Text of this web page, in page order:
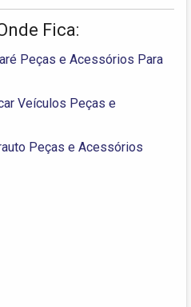
Fica:
Peças e Acessórios Para
Veículos Peças e
Peças e Acessórios